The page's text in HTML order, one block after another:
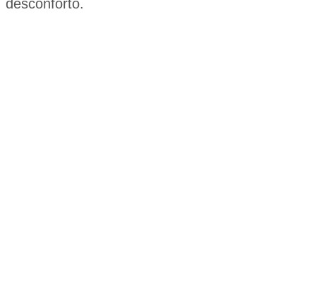
desconforto.